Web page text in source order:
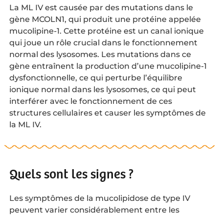
La ML IV est causée par des mutations dans le
gène MCOLN1, qui produit une protéine appelée
mucolipine-1. Cette protéine est un canal ionique
qui joue un rôle crucial dans le fonctionnement
normal des lysosomes. Les mutations dans ce
gène entraînent la production d’une mucolipine-1
dysfonctionnelle, ce qui perturbe l’équilibre
ionique normal dans les lysosomes, ce qui peut
interférer avec le fonctionnement de ces
structures cellulaires et causer les symptômes de
la ML IV.
Quels sont les signes ?
Les symptômes de la mucolipidose de type IV
peuvent varier considérablement entre les